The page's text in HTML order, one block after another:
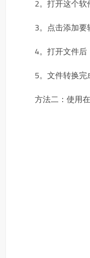
2。打开这个软
3。点击添加要
4。打开文件后
5。文件转换完
方法二：使用